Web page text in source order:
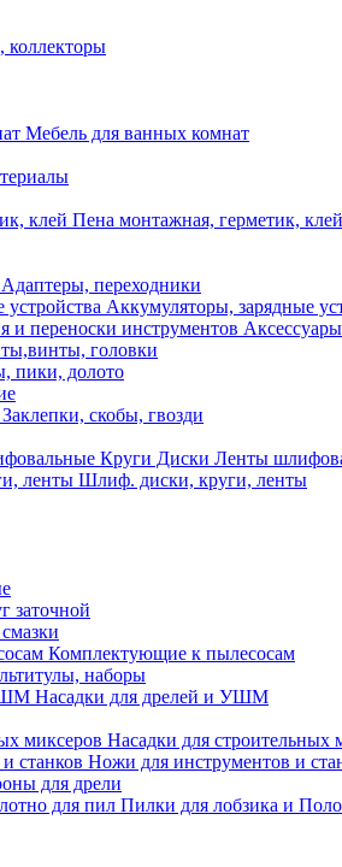
коллекторы
Мебель для ванных комнат
Пена монтажная, герметик, клей
Адаптеры, переходники
Аккумуляторы, зарядные
головки
пики, долото
Заклепки, скобы, гвозди
Круги Диски Ленты
Шлиф. диски, круги, ленты
заточной
Комплектующие к пылесосам
наборы
Насадки для дрелей и УШМ
Насадки для строительных
Ножи для инструментов и
для дрели
Пилки для лобзика и